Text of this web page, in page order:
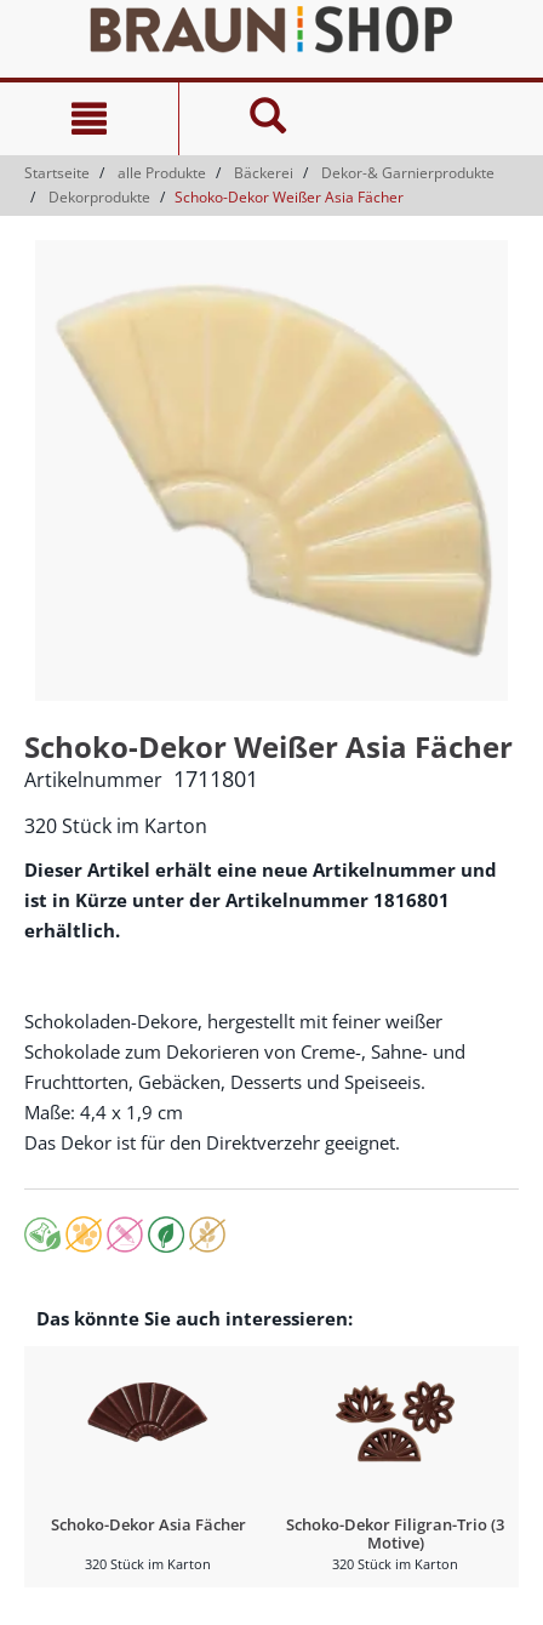
springen
Navigationsmenü
springen
Startseite alle Produkte Bäckerei
Dekor-& Garnierprodukte
Dekorprodukte
Schoko-Dekor Weißer Asia Fächer
Schoko-Dekor Weißer Asia Fächer
320 Stück im Karton
Artikelnummer 1711801
Dieser Artikel erhält eine neue Artikelnummer und
ist in Kürze unter der Artikelnummer 1816801
erhältlich.
Schokoladen-Dekore, hergestellt mit feiner weißer
Schokolade zum Dekorieren von Creme-, Sahne- und
Fruchttorten, Gebäcken, Desserts und Speiseeis.
Maße: 4,4 x 1,9 cm
Das Dekor ist für den Direktverzehr geeignet.
Das könnte Sie auch interessieren:
Schoko-Dekor Asia Fächer
320 Stück im Karton
Schoko-Dekor Filigran-Trio (3
Motive)
320 Stück im Karton